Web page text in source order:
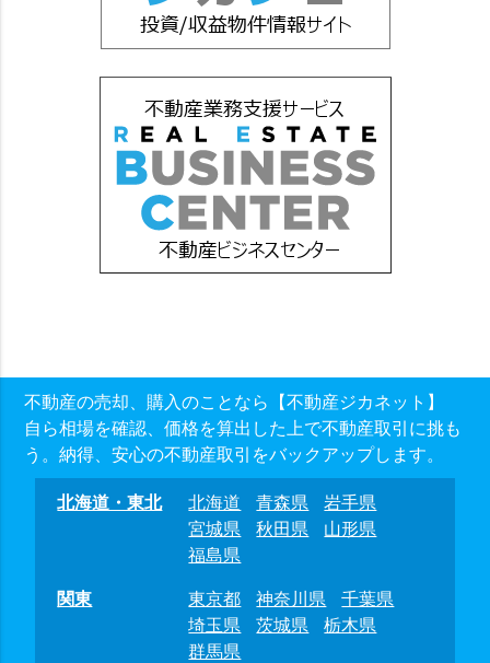
不動産の売却、購入のことなら【不動産ジカネット】
自ら相場を確認、価格を算出した上で不動産取引に挑も
う。納得、安心の不動産取引をバックアップします。
北海道・東北 北海道 青森県
岩手県
宮城県
秋田県
山形県
福島県
関東
東京都 神奈川県
千葉県
埼玉県
茨城県
栃木県
群馬県